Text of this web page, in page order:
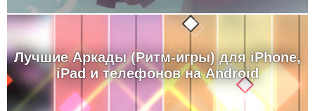
Лучшие Аркады (Ритм-игры) для iPhone,
iPad и телефонов на Android